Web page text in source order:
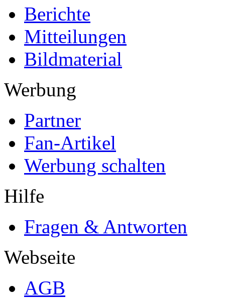
Berichte
Mitteilungen
Bildmaterial
Werbung
Partner
Fan-Artikel
Werbung schalten
Hilfe
Fragen & Antworten
Webseite
AGB